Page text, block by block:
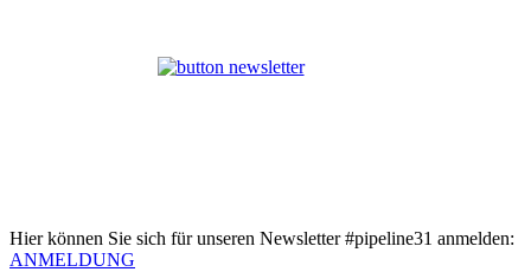
Hier können Sie sich für unseren Newsletter #pipeline31 anmelden:
ANMELDUNG